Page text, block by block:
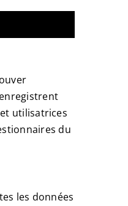
utilisatrices
du
les données